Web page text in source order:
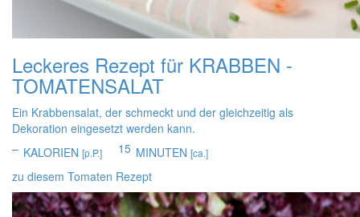
Leckeres Rezept für KRABBEN -
TOMATENSALAT
Ein Krabbensalat, der schmeckt und der gleichzeitig als
Dekoration eingesetzt werden kann.
– KALORIEN [p.P.] 15 MINUTEN [ca.]
zu diesem Tomaten Rezept